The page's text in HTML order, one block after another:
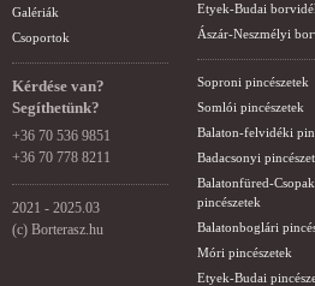
Galériák
Csoportok
Kérdése van?
Segíthetünk?
+36 70 536 9851
+36 70 778 8211
2021 - 2025.03
(c) Borterasz.hu
Etyek-Budai
Ászár-Neszmélyi
Soproni pincészetek
Somlói pincészetek
Balaton-felvidéki
Badacsonyi
Balatonfüred-
pincészetek
Balatonboglári
Móri pincészetek
Etyek-Budai